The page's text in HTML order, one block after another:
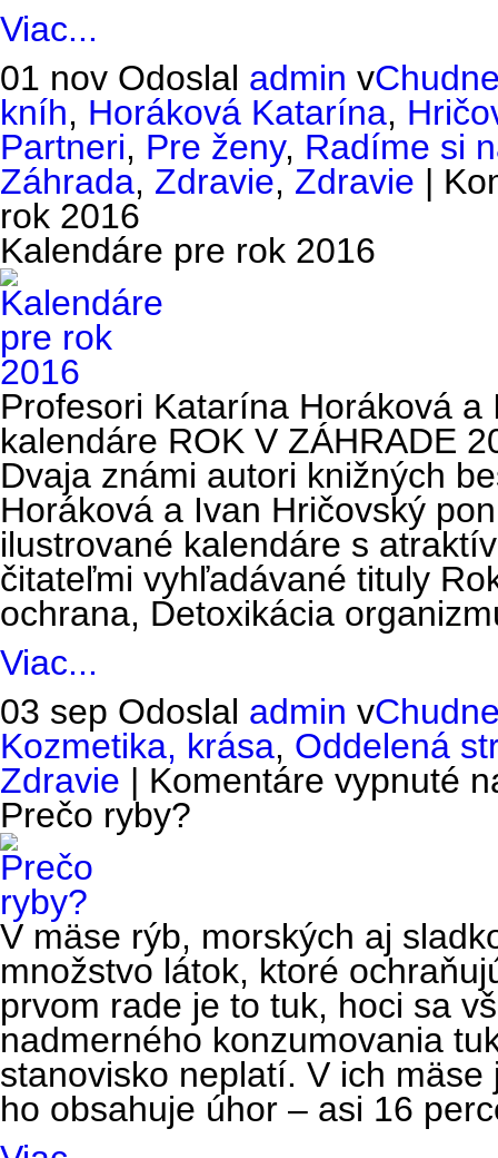
Viac...
01 nov Odoslal admin v
kníh, Horáková Katarína,
Partneri, Pre ženy, Radíme si
Záhrada, Zdravie, Zdravie |
rok 2016
Kalendáre pre rok 2016
Profesori Katarína Horáková
kalendáre ROK V ZÁHRADE
Dvaja známi autori knižných
Horáková a Ivan Hričovský
ilustrované kalendáre s
čitateľmi vyhľadávané tituly
ochrana, Detoxikácia
Viac...
03 sep Odoslal admin v
Kozmetika, krása, Oddelená
Zdravie | Komentáre vypnuté
Prečo ryby?
V mäse rýb, morských aj
množstvo látok, ktoré
prvom rade je to tuk, hoci sa
nadmerného konzumovania
stanovisko neplatí. V ich
ho obsahuje úhor – asi 16